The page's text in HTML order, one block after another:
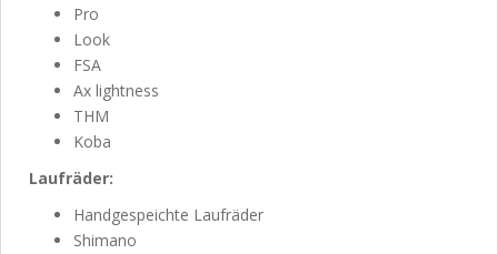
Pro
Look
FSA
Ax lightness
THM
Koba
Laufräder:
Handgespeichte Laufräder
Shimano